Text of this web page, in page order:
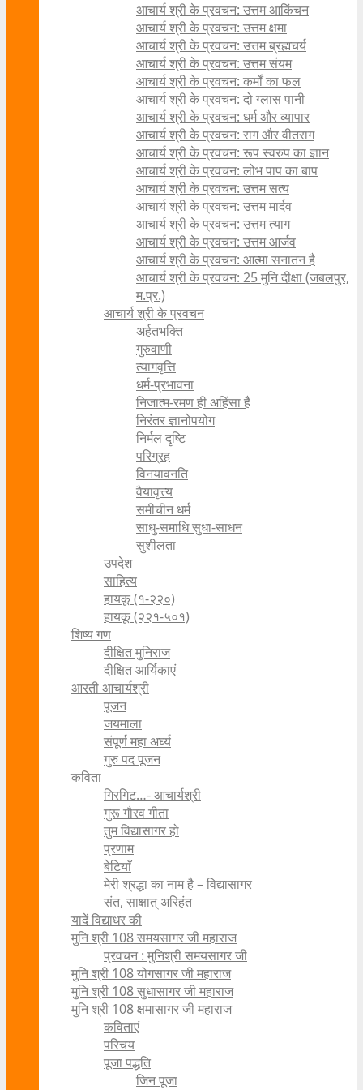
आचार्य श्री के प्रवचन: उत्तम आकिंचन
आचार्य श्री के प्रवचन: उत्तम क्षमा
आचार्य श्री के प्रवचन: उत्तम ब्रह्मचर्य
आचार्य श्री के प्रवचन: उत्तम संयम
आचार्य श्री के प्रवचन: कर्मों का फल
आचार्य श्री के प्रवचन: दो ग्लास पानी
आचार्य श्री के प्रवचन: धर्म और व्यापार
आचार्य श्री के प्रवचन: राग और वीतराग
आचार्य श्री के प्रवचन: रूप स्वरुप का ज्ञान
आचार्य श्री के प्रवचन: लोभ पाप का बाप
आचार्य श्री के प्रवचन: उत्तम सत्य
आचार्य श्री के प्रवचन: उत्तम मार्दव
आचार्य श्री के प्रवचन: उत्तम त्याग
आचार्य श्री के प्रवचन: उत्तम आर्जव
आचार्य श्री के प्रवचन: आत्मा सनातन है
आचार्य श्री के प्रवचन: 25 मुनि दीक्षा (जबलपुर,
म.प्र.)
आचार्य श्री के प्रवचन
अर्हतभक्ति
गुरुवाणी
त्यागवृत्ति
धर्म-प्रभावना
निजात्म-रमण ही अहिंसा है
निरंतर ज्ञानोपयोग
निर्मल दृष्टि
परिग्रह
विनयावनति
वैयावृत्त्य
समीचीन धर्म
साधु-समाधि सुधा-साधन
सुशीलता
उपदेश
साहित्य
हायकू (१‍-२२०)
हायकू (२२१-५०१)
शिष्य गण
दीक्षित मुनिराज
दीक्षित आर्यिकाएं
आरती आचार्यश्री
पूजन
जयमाला
संपूर्ण महा अर्घ्य
गुरु पद पूजन
कविता
गिरगिट…- आचार्यश्री
गुरू गौरव गीता
तुम विद्यासागर हो
प्रणाम
बेटियाँ
मेरी श्रद्धा का नाम है – विद्यासागर
संत, साक्षात् अरिहंत
यादें विद्याधर की
मुनि श्री 108 समयसागर जी महाराज
प्रवचन : मुनिश्री समयसागर जी
मुनि श्री 108 योगसागर जी महाराज
मुनि श्री 108 सुधासागर जी महाराज
मुनि श्री 108 क्षमासागर जी महाराज
कविताएं
परिचय
पूजा पद्धति
जिन पूजा